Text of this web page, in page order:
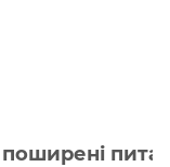
поширені